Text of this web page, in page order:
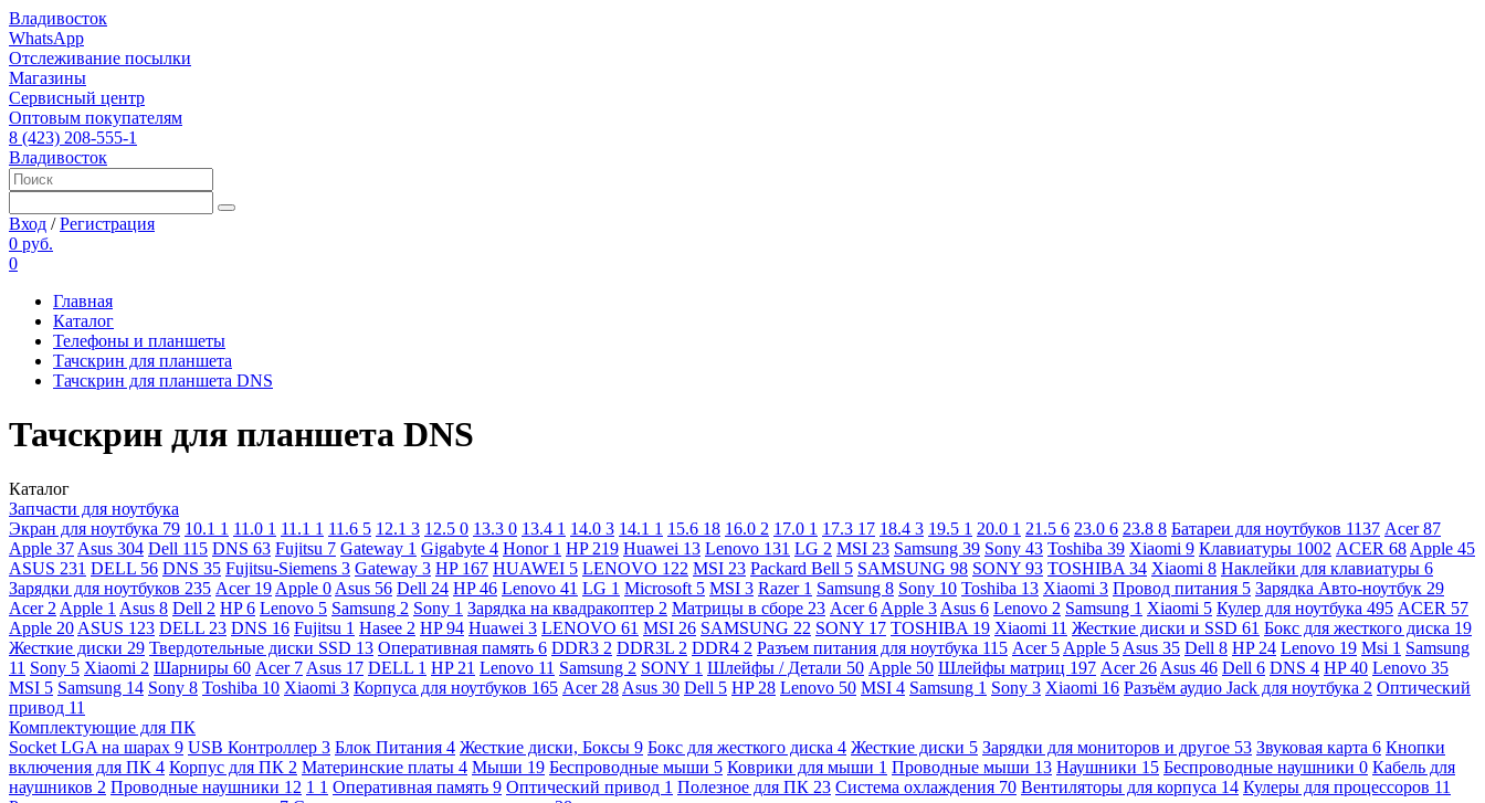
Владивосток
WhatsApp
Отслеживание посылки
Магазины
Сервисный центр
Оптовым покупателям
8 (423) 208-555-1
Владивосток
Вход /Регистрация
0 руб.
0
Главная
Каталог
Телефоны и планшеты
Тачскрин для планшета
Тачскрин для планшета DNS
Тачскрин для планшета DNS
Каталог
Запчасти для ноутбука
Экран для ноутбука 79 10.1 1 11.0 1 11.1 1 11.6 5 12.1 3 12.5 0 13.3 0 13.4 1 14.0 3 14.1 1 15.6 18 16.0 2 17.0 1 17.3 17 18.4 3 19.5 1 20.0 1 21.5 6 23.0 6 23.8 8 Батареи для ноутбуков 1137 Acer87
Apple 37 Asus 304 Dell 115 DNS 63 Fujitsu 7 Gateway 1 Gigabyte 4 Honor 1 HP 219 Huawei 13 Lenovo 131 LG 2 MSI 23 Samsung 39 Sony 43 Toshiba 39 Xiaomi 9 Клавиатуры 1002 ACER 68 Apple 45
ASUS 231 DELL 56 DNS 35 Fujitsu-Siemens 3 Gateway 3 HP 167 HUAWEI 5 LENOVO 122 MSI 23 Packard Bell 5 SAMSUNG 98 SONY 93 TOSHIBA 34 Xiaomi 8 Наклейки для клавиатуры 6
Зарядки для ноутбуков 235 Acer 19 Apple 0 Asus 56 Dell 24 HP46 Lenovo 41 LG 1 Microsoft 5 MSI 3 Razer 1 Samsung 8 Sony 10 Toshiba 13 Xiaomi 3 Провод питания 5 Зарядка Авто-ноутбук 29
Acer 2 Apple 1 Asus 8 Dell 2 HP6 Lenovo 5 Samsung 2 Sony 1 Зарядка на квадракоптер 2 Матрицы в сборе 23 Acer6 Apple 3 Asus 6 Lenovo 2 Samsung 1 Xiaomi 5 Кулер для ноутбука 495 ACER 57
Apple 20 ASUS 123 DELL 23 DNS 16 Fujitsu 1 Hasee 2 HP94 Huawei 3 LENOVO 61 MSI 26 SAMSUNG 22 SONY 17 TOSHIBA 19 Xiaomi 11 Жесткие диски и SSD 61 Бокс для жесткого диска 19
Жесткие диски 29 Твердотельные диски SSD 13 Оперативная память 6 DDR3 2 DDR3L 2 DDR4 2 Разъем питания для ноутбука 115 Acer 5 Apple 5 Asus 35 Dell 8 HP 24 Lenovo 19 Msi 1 Samsung
11 Sony 5 Xiaomi 2 Шарниры 60 Acer 7 Asus 17 DELL 1 HP 21 Lenovo 11 Samsung 2 SONY 1 Шлейфы / Детали 50 Apple 50 Шлейфы матриц 197 Acer 26 Asus 46 Dell 6 DNS 4 HP40 Lenovo 35
MSI 5 Samsung 14 Sony 8 Toshiba 10 Xiaomi 3 Корпуса для ноутбуков 165 Acer 28 Asus 30 Dell 5 HP 28 Lenovo 50 MSI 4 Samsung 1 Sony 3 Xiaomi 16 Разъём аудио Jack для ноутбука 2 Оптический
привод 11
Комплектующие для ПК
Socket LGA на шарах 9 USB Контроллер 3 Блок Питания 4 Жесткие диски, Боксы 9 Бокс для жесткого диска 4 Жесткие диски 5 Зарядки для мониторов и другое 53 Звуковая карта 6 Кнопки
включения для ПК 4 Корпус для ПК 2 Материнские платы 4 Мыши 19 Беспроводные мыши 5 Коврики для мыши 1 Проводные мыши 13 Наушники 15 Беспроводные наушники 0 Кабель для
наушников 2 Проводные наушники 12 1 1 Оперативная память 9 Оптический привод 1 Полезное для ПК 23 Система охлаждения 70 Вентиляторы для корпуса 14 Кулеры для процессоров 11